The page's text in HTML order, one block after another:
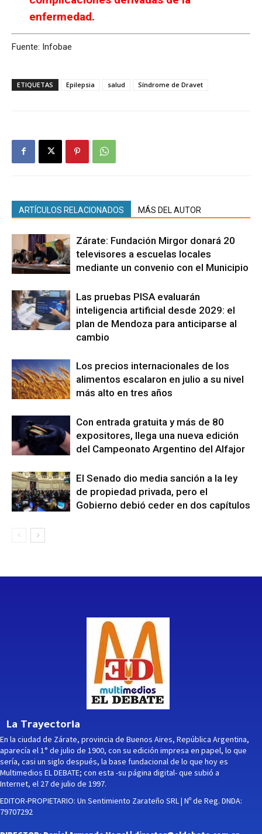
enfermedad.
Fuente: Infobae
ETIQUETAS Epilepsia salud Síndrome de Dravet
ARTÍCULOS RELACIONADOS MÁS DEL AUTOR
Zárate: Fundación Mirgor donará 20
televisores a escuelas locales
mediante un convenio con el Municipio
Las pruebas PISA evaluarán
inteligencia artificial desde 2029: el
plan de Mendoza para anticiparse al
cambio
Los precios internacionales de los
alimentos escalaron en julio a su nivel
más alto en tres años
Con entrada gratuita y más de 80
expositores, llega una nueva edición
del Campeonato Argentino del Alfajor
El Senado dio media sanción a la ley
de propiedad privada, pero el
Gobierno debió ceder en dos capítulos
La Trayectoria
En la ciudad de Zárate, provincia de Buenos Aires, República Argentina,
aparecía el 1° de julio de 1900, con su edición impresa en papel, lo que
sería, casi un siglo después, la base fundacional de lo que hoy es
Multimedios EL DEBATE; con esta -su página digital- que subió a
Internet, el 27 de julio de 1997.
EDITOR-PROPIETARIO: Un Sentimiento Zarateño SRL | Nº de Reg. DNDA:
79707292